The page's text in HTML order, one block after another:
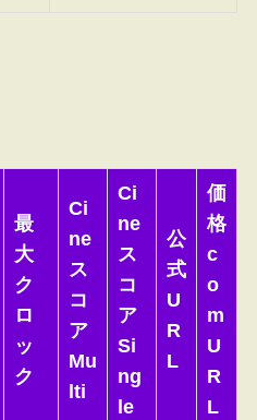
最
大
ク
ロ
ッ
ク
Ci
ne
ス
コ
ア
Mu
lti
Ci
ne
ス
コ
ア
Si
ng
le
公
式
U
R
L
価
格
c
o
m
U
R
L